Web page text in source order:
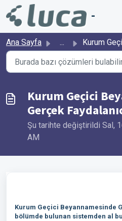
Ana içeriğe geç
-
Ana Sayfa ... Kurum Geçici
Kurum Geçici
Gerçek
Şu tarihte değiştirildi Sal,
AM
Kurum Geçici Beyannamesinde
bölümde bulunan sistemden al